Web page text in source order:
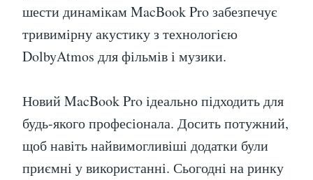
шести динамікам MacBook Pro забезпечує
тривимірну акустику з технологією
DolbyAtmos для фільмів і музики.
Новий MacBook Pro ідеально підходить для
будь-якого професіонала. Досить потужний,
щоб навіть найвимогливіші додатки були
приємні у використанні. Сьогодні на ринку